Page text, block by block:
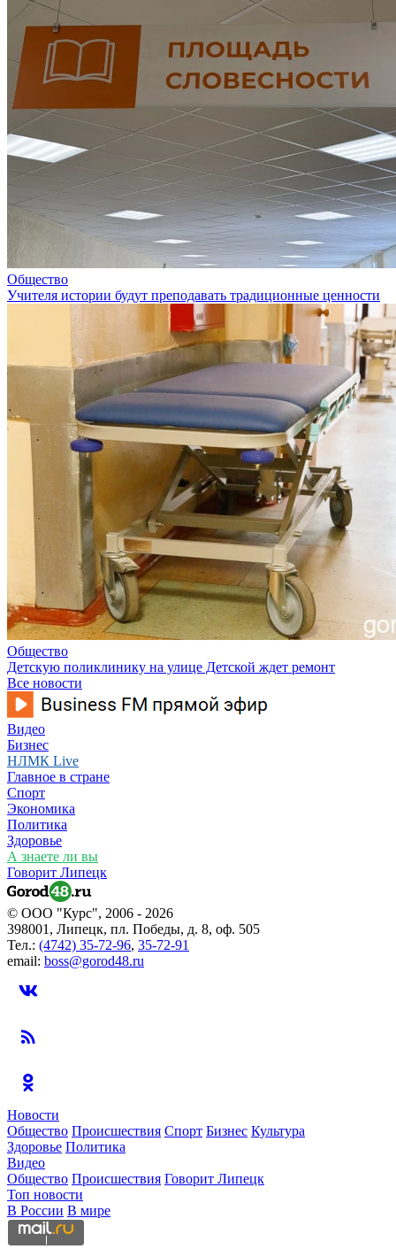
Общество
Учителя истории будут преподавать традиционные ценности
Общество
Детскую поликлинику на улице Детской ждет ремонт
Все новости
Видео
Бизнес
НЛМК Live
Главное в стране
Спорт
Экономика
Политика
Здоровье
А знаете ли вы
Говорит Липецк
© ООО "Курс", 2006 - 2026
398001, Липецк, пл. Победы, д. 8, оф. 505
Тел.: (4742) 35-72-96, 35-72-91
email: boss@gorod48.ru
Новости
Общество Происшествия Спорт Бизнес Культура
Здоровье Политика
Видео
Общество Происшествия Говорит Липецк
Топ новости
В России В мире